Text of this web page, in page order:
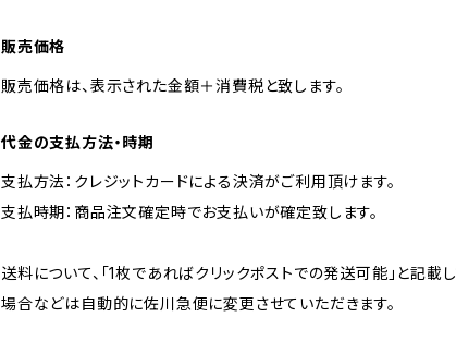
販売価格
販売価格は、表示された金額＋消費税と致します。
代金の支払方法・時期
支払方法：クレジットカードによる決済がご利用頂けます。
支払時期：商品注文確定時でお支払いが確定致します。
送料について、「1枚であればクリックポストでの発送可能」と記
場合などは自動的に佐川急便に変更させていただきます。